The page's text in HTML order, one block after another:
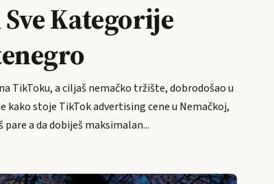
Kategorije
TikToku, a ciljaš nemačko tržište, dobrodošao u
kako stoje TikTok advertising cene u Nemačkoj,
pare a da dobiješ maksimalan...